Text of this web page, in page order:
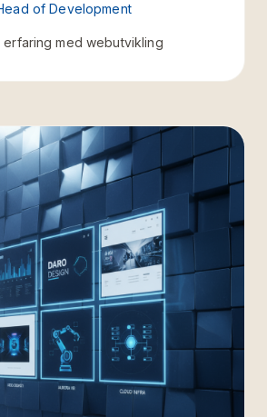
of Development
erfaring med webutvikling